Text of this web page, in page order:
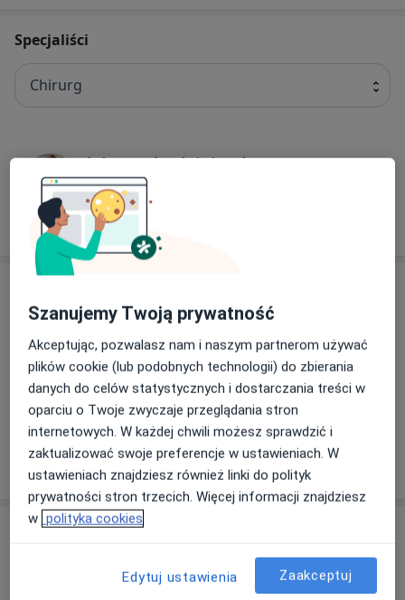
Specjaliści
Chirurg
lek. Jacek Olejniczak
Chirurg naczyniowy, Chirurg, Flebolog
Powiększ mapę
MEDTIME
Biała 1B, 60-804 Poznań
Opinie o specjalistach (16)
Szanujemy Twoją prywatność
Akceptując, pozwalasz nam i naszym partnerom używać
plików cookie (lub podobnych technologii) do zbierania
danych do celów statystycznych i dostarczania treści w
oparciu o Twoje zwyczaje przeglądania stron
internetowych. W każdej chwili możesz sprawdzić i
zaktualizować swoje preferencje w ustawieniach. W
ustawieniach znajdziesz również linki do polityk
prywatności stron trzecich. Więcej informacji znajdziesz
w polityka cookies
Edytuj ustawienia Zaakceptuj